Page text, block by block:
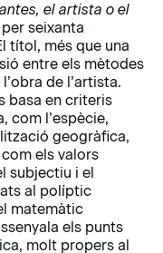
el artista o el
seixanta
títol, més que una
entre els mètodes
de l’artista.
basa en criteris
com l’espècie,
geogràfica,
els valors
subjectiu i el
al políptic
matemàtic
els punts
molt propers al